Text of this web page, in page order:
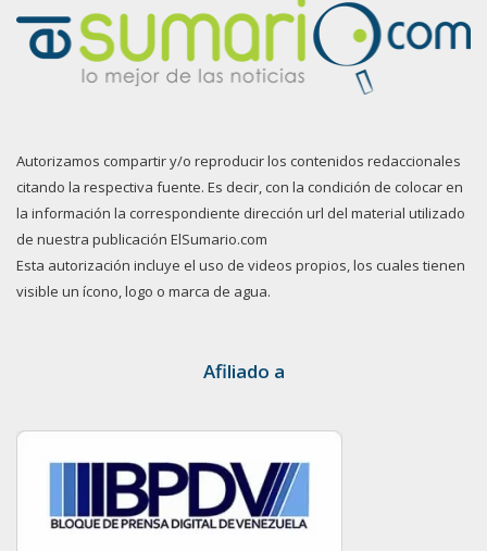
Autorizamos compartir y/o reproducir los contenidos redaccionales
citando la respectiva fuente. Es decir, con la condición de colocar en
la información la correspondiente dirección url del material utilizado
de nuestra publicación ElSumario.com
Esta autorización incluye el uso de videos propios, los cuales tienen
visible un ícono, logo o marca de agua.
Afiliado a